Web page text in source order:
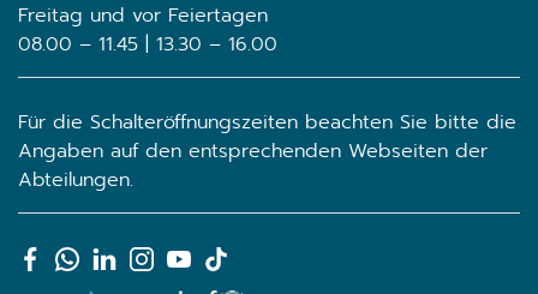
Freitag und vor Feiertagen
08.00 – 11.45 | 13.30 – 16.00
Für die Schalteröffnungszeiten beachten Sie bitte die
Angaben auf den entsprechenden Webseiten der
Abteilungen.